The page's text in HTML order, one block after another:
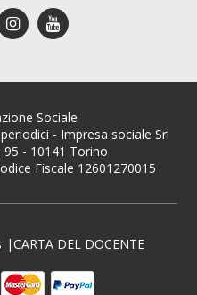
Sociale
- Impresa sociale Srl
- 10141 Torino
Fiscale 12601270015
CARTA DEL DOCENTE